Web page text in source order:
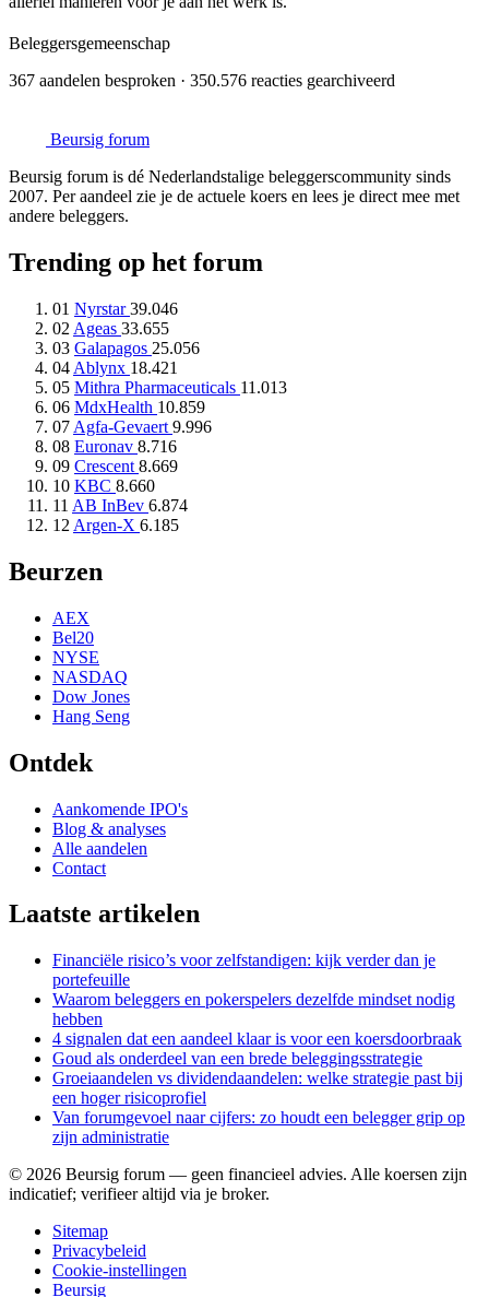
Beleggersgemeenschap
367 aandelen besproken · 350.576 reacties gearchiveerd
Beursig forum
Beursig forum is dé Nederlandstalige beleggerscommunity sinds
2007. Per aandeel zie je de actuele koers en lees je direct mee met
andere beleggers.
Trending op het forum
01 Nyrstar39.046
02 Ageas 33.655
03 Galapagos 25.056
04 Ablynx 18.421
05 Mithra Pharmaceuticals 11.013
06 MdxHealth 10.859
07 Agfa-Gevaert 9.996
08 Euronav 8.716
09 Crescent 8.669
10 KBC 8.660
11 AB InBev 6.874
12 Argen-X 6.185
Beurzen
AEX
Bel20
NYSE
NASDAQ
Dow Jones
Hang Seng
Ontdek
Aankomende IPO's
Blog & analyses
Alle aandelen
Contact
Laatste artikelen
Financiële risico’s voor zelfstandigen: kijk verder dan je
portefeuille
Waarom beleggers en pokerspelers dezelfde mindset nodig
hebben
4 signalen dat een aandeel klaar is voor een koersdoorbraak
Goud als onderdeel van een brede beleggingsstrategie
Groeiaandelen vs dividendaandelen: welke strategie past bij
een hoger risicoprofiel
Van forumgevoel naar cijfers: zo houdt een belegger grip op
zijn administratie
© 2026 Beursig forum — geen financieel advies. Alle koersen zijn
indicatief; verifieer altijd via je broker.
Sitemap
Privacybeleid
Cookie-instellingen
Beursig